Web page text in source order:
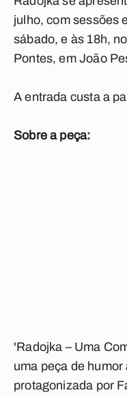
julho, com sessões
sábado, e às 18h,
Pontes, em João
A entrada custa a
Sobre a peça:
'Radojka – Uma
uma peça de
protagonizada por